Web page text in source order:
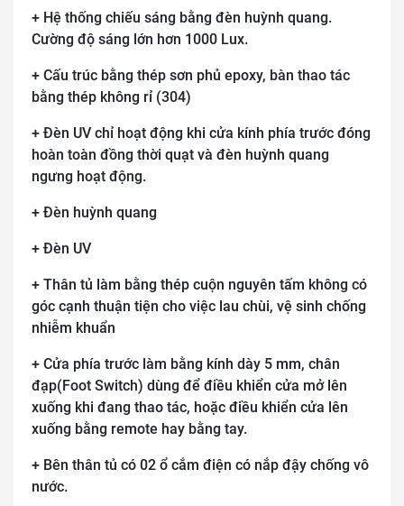
+ Hệ thống chiếu sáng bằng đèn huỳnh quang.
Cường độ sáng lớn hơn 1000 Lux.
+ Cấu trúc bằng thép sơn phủ epoxy, bàn thao tác
bằng thép không rỉ (304)
+ Đèn UV chỉ hoạt động khi cửa kính phía trước đóng
hoàn toàn đồng thời quạt và đèn huỳnh quang
ngưng hoạt động.
+ Đèn huỳnh quang
+ Đèn UV
+ Thân tủ làm bằng thép cuộn nguyên tấm không có
góc cạnh thuận tiện cho việc lau chùi, vệ sinh chống
nhiễm khuẩn
+ Cửa phía trước làm bằng kính dày 5 mm, chân
đạp(Foot Switch) dùng để điều khiển cửa mở lên
xuống khi đang thao tác, hoặc điều khiển cửa lên
xuống bằng remote hay bằng tay.
+ Bên thân tủ có 02 ổ cắm điện có nắp đậy chống vô
nước.